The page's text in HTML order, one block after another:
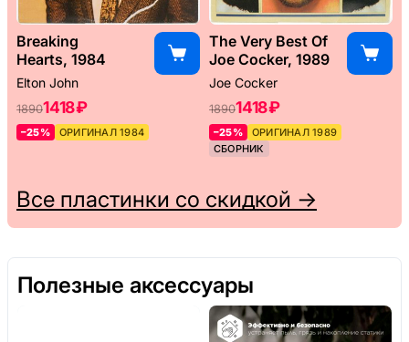
Breaking
Hearts, 1984
Elton John
18901418 ₽
–25% ОРИГИНАЛ 1984
The Very Best Of
Joe Cocker, 1989
Joe Cocker
18901418 ₽
–25%
ОРИГИНАЛ 1989
СБОРНИК
Все пластинки со скидкой →
Полезные аксессуары